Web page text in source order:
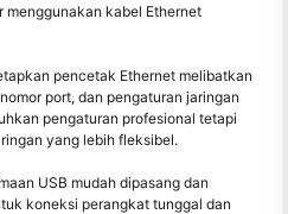
menggunakan kabel Ethernet
pencetak Ethernet melibatkan
port, dan pengaturan jaringan
pengaturan profesional tetapi
yang lebih fleksibel.
USB mudah dipasang dan
koneksi perangkat tunggal dan